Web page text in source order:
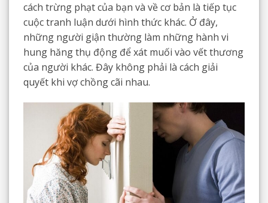
cách trừng phạt của bạn và về cơ bản là tiếp tục
cuộc tranh luận dưới hình thức khác. Ở đây,
những người giận thường làm những hành vi
hung hăng thụ động để xát muối vào vết thương
của người khác. Đây không phải là cách giải
quyết khi vợ chồng cãi nhau.